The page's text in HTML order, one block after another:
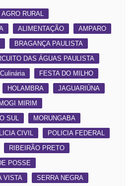
AGRO RURAL
ALIMENTAÇÃO
AMPARO
BRAGANÇA PAULISTA
DAS ÁGUAS PAULISTA
Culinária
FESTA DO MILHO
HOLAMBRA
JAGUARIÚNA
MIRIM
SUL
MORUNGABA
CIVIL
POLICIA FEDERAL
RIBEIRÃO PRETO
POSSE
VISTA
SERRA NEGRA